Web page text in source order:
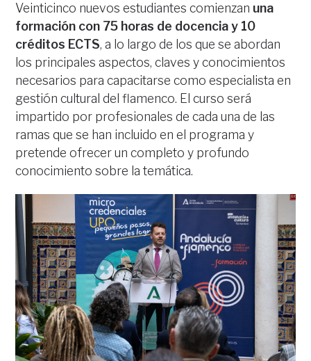
Veinticinco nuevos estudiantes comienzan una
formación con 75 horas de docencia y 10
créditos ECTS, a lo largo de los que se abordan
los principales aspectos, claves y conocimientos
necesarios para capacitarse como especialista en
gestión cultural del flamenco. El curso será
impartido por profesionales de cada una de las
ramas que se han incluido en el programa y
pretende ofrecer un completo y profundo
conocimiento sobre la temática.